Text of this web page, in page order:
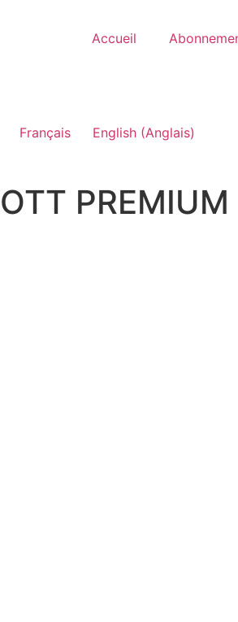
Accueil
Français English(Anglais)
OTT PREMIUM